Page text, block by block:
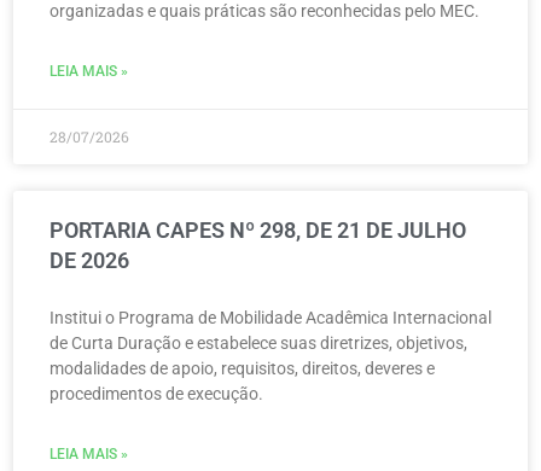
organizadas e quais práticas são reconhecidas pelo MEC.
LEIA MAIS »
28/07/2026
PORTARIA CAPES Nº 298, DE 21 DE JULHO
DE 2026
Institui o Programa de Mobilidade Acadêmica Internacional
de Curta Duração e estabelece suas diretrizes, objetivos,
modalidades de apoio, requisitos, direitos, deveres e
procedimentos de execução.
LEIA MAIS »